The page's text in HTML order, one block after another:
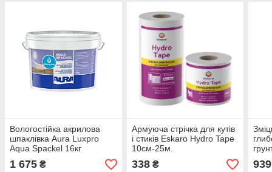
Вологостійка акрилова
шпаклівка Aura Luxpro
Aqua Spackel 16кг
1 675 ₴
Армуюча стрічка для кутів
і стиків Eskaro Hydro Tape
10см-25м.
338₴ 939